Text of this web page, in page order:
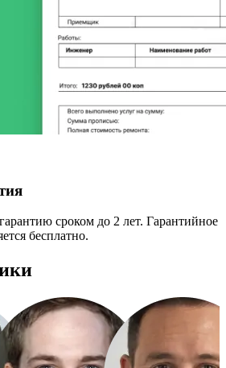
сроком до 2 лет. Гарантийное
бесплатно.